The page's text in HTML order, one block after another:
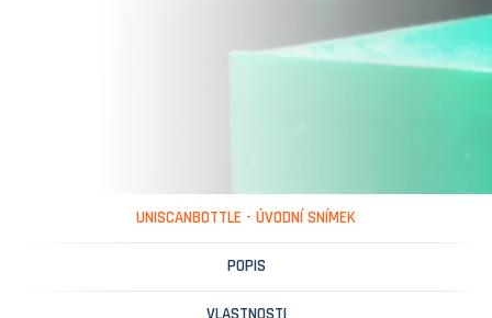
UNISCANBOTTLE - ÚVODNÍ SNÍMEK
POPIS